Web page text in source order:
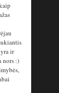
ir
nors :)